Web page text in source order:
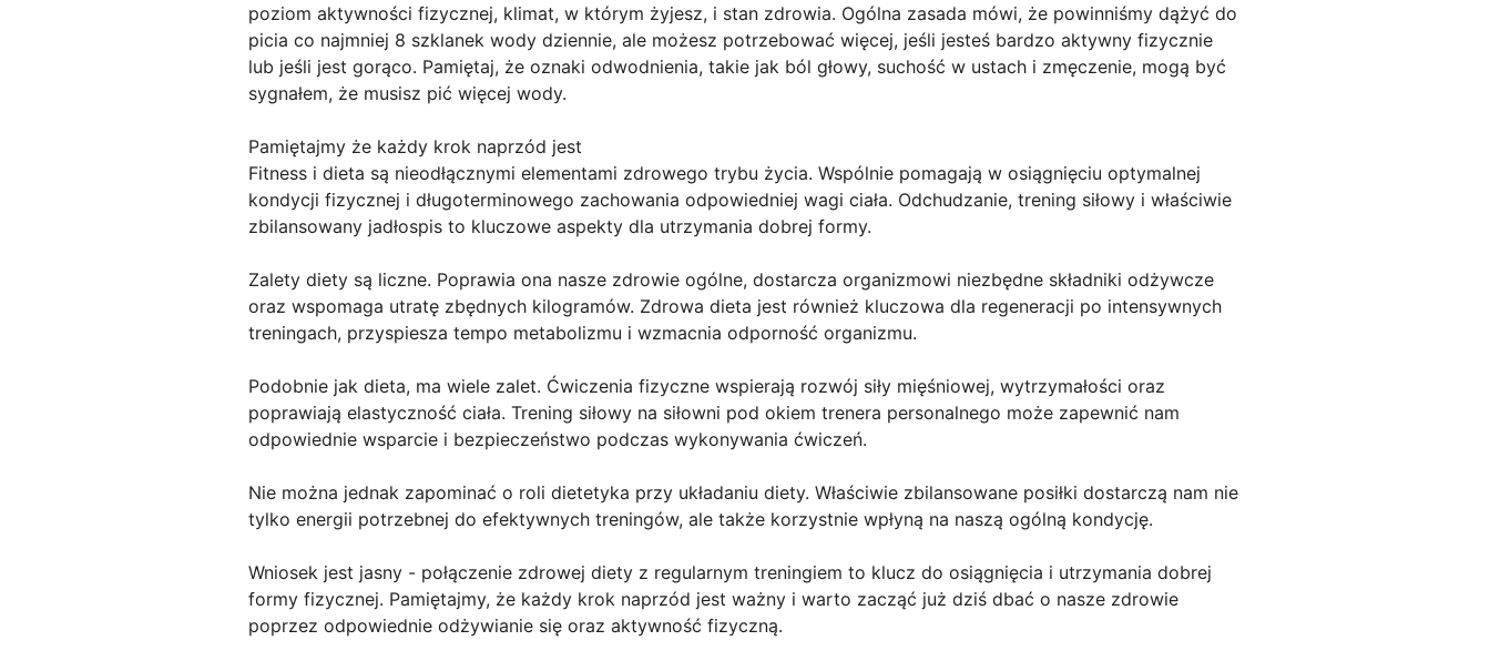
poziom aktywności fizycznej, klimat, w którym żyjesz, i stan zdrowia. Ogólna zasada mówi, że powinniśmy dążyć do
picia co najmniej 8 szklanek wody dziennie, ale możesz potrzebować więcej, jeśli jesteś bardzo aktywny fizycznie
lub jeśli jest gorąco. Pamiętaj, że oznaki odwodnienia, takie jak ból głowy, suchość w ustach i zmęczenie, mogą być
sygnałem, że musisz pić więcej wody.
Pamiętajmy że każdy krok naprzód jest
Fitness i dieta są nieodłącznymi elementami zdrowego trybu życia. Wspólnie pomagają w osiągnięciu optymalnej
kondycji fizycznej i długoterminowego zachowania odpowiedniej wagi ciała. Odchudzanie, trening siłowy i właściwie
zbilansowany jadłospis to kluczowe aspekty dla utrzymania dobrej formy.
Zalety diety są liczne. Poprawia ona nasze zdrowie ogólne, dostarcza organizmowi niezbędne składniki odżywcze
oraz wspomaga utratę zbędnych kilogramów. Zdrowa dieta jest również kluczowa dla regeneracji po intensywnych
treningach, przyspiesza tempo metabolizmu i wzmacnia odporność organizmu.
Podobnie jak dieta, ma wiele zalet. Ćwiczenia fizyczne wspierają rozwój siły mięśniowej, wytrzymałości oraz
poprawiają elastyczność ciała. Trening siłowy na siłowni pod okiem trenera personalnego może zapewnić nam
odpowiednie wsparcie i bezpieczeństwo podczas wykonywania ćwiczeń.
Nie można jednak zapominać o roli dietetyka przy układaniu diety. Właściwie zbilansowane posiłki dostarczą nam nie
tylko energii potrzebnej do efektywnych treningów, ale także korzystnie wpłyną na naszą ogólną kondycję.
Wniosek jest jasny - połączenie zdrowej diety z regularnym treningiem to klucz do osiągnięcia i utrzymania dobrej
formy fizycznej. Pamiętajmy, że każdy krok naprzód jest ważny i warto zacząć już dziś dbać o nasze zdrowie
poprzez odpowiednie odżywianie się oraz aktywność fizyczną.